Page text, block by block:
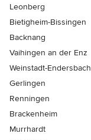
Leonberg
Bietigheim-Bissingen
Backnang
Vaihingen an der Enz
Weinstadt-Endersbach
Gerlingen
Renningen
Brackenheim
Murrhardt